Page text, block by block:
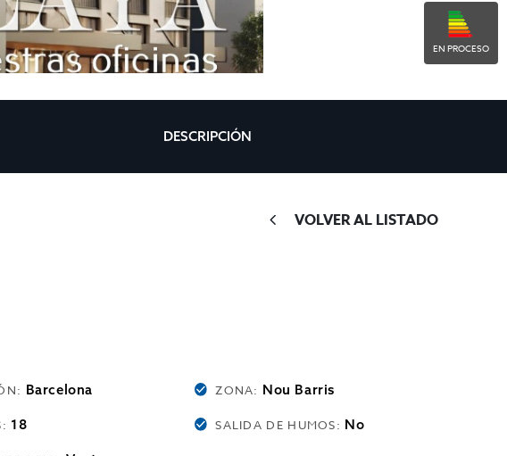
EN PROCESO
DESCRIPCIÓN
VOLVER AL LISTADO
Barcelona ZONA: Nou Barris
18 SALIDA DE HUMOS: No